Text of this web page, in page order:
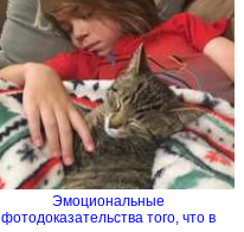
Эмоциональные
фотодоказательства того, что в